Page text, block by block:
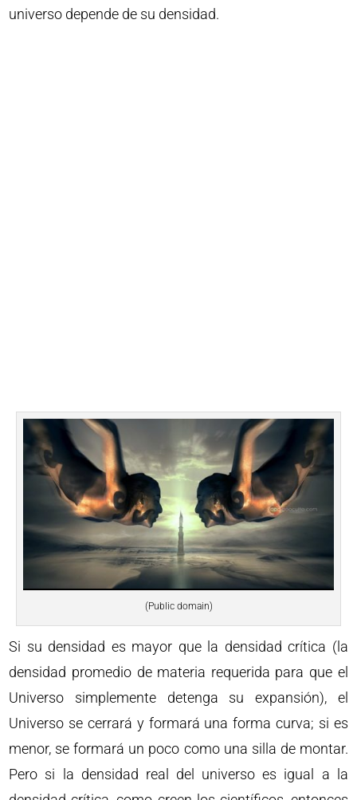
universo depende de su densidad.
(Public domain)
Si su densidad es mayor que la densidad crítica (la
densidad promedio de materia requerida para que el
Universo simplemente detenga su expansión), el
Universo se cerrará y formará una forma curva; si es
menor, se formará un poco como una silla de montar.
Pero si la densidad real del universo es igual a la